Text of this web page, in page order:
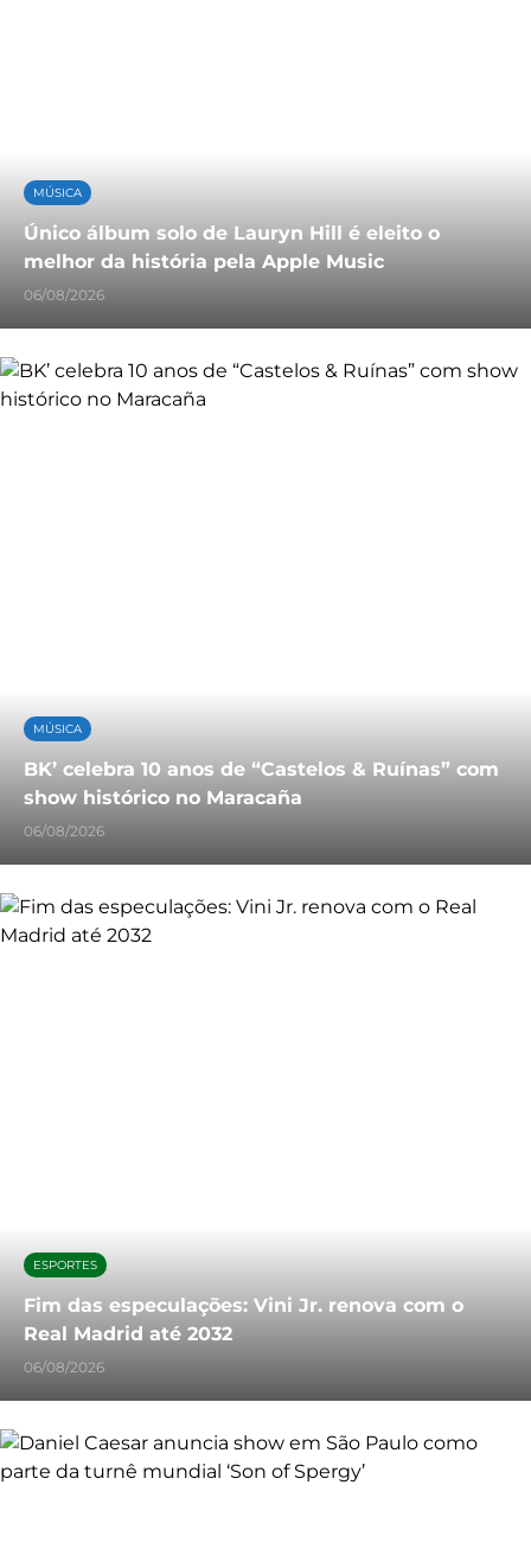
MÚSICA
Único álbum solo de Lauryn Hill é eleito o
melhor da história pela Apple Music
06/08/2026
MÚSICA
BK’ celebra 10 anos de “Castelos & Ruínas” com
show histórico no Maracaña
06/08/2026
ESPORTES
Fim das especulações: Vini Jr. renova com o
Real Madrid até 2032
06/08/2026